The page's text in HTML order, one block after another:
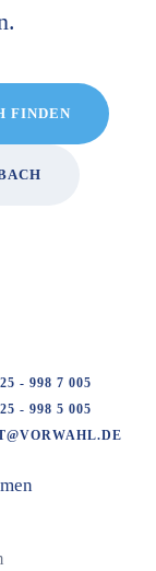
FINDEN
- 998 7 005
- 998 5 005